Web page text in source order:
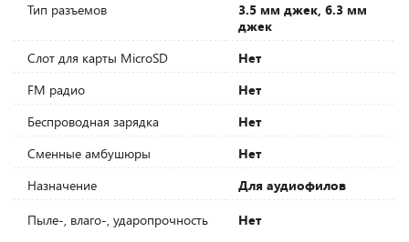
Тип разъемов
3.5 мм джек, 6.3 мм
джек
Слот для карты MicroSD
Нет
FM радио
Нет
Беспроводная зарядка
Нет
Сменные амбушюры
Нет
Назначение
Для аудиофилов
Пыле-, влаго-, ударопрочность
Нет